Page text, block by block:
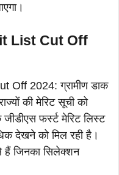
List Cut Off
Off 2024: ग्रामीण डाक
की मेरिट सूची को
जीडीएस फर्स्ट मेरिट लिस्ट
देखने को मिल रही है।
हैं जिनका सिलेक्शन